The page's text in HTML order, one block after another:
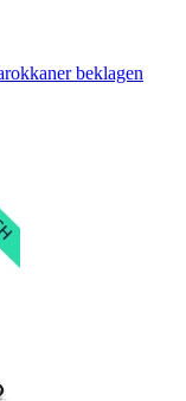
beklagen